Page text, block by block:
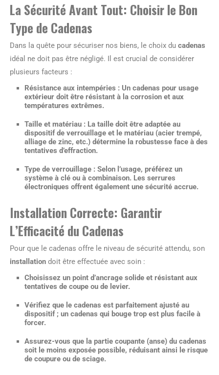
La Sécurité Avant Tout: Choisir le Bon
Type de Cadenas
Dans la quête pour sécuriser nos biens, le choix du cadenas
idéal ne doit pas être négligé. Il est crucial de considérer
plusieurs facteurs :
Résistance aux intempéries : Un cadenas pour usage
extérieur doit être résistant à la corrosion et aux
températures extrêmes.
Taille et matériau : La taille doit être adaptée au
dispositif de verrouillage et le matériau (acier trempé,
alliage de zinc, etc.) détermine la robustesse face à des
tentatives d’effraction.
Type de verrouillage : Selon l’usage, préférez un
système à clé ou à combinaison. Les serrures
électroniques offrent également une sécurité accrue.
Installation Correcte: Garantir
L’Efficacité du Cadenas
Pour que le cadenas offre le niveau de sécurité attendu, son
installation doit être effectuée avec soin :
Choisissez un point d’ancrage solide et résistant aux
tentatives de coupe ou de levier.
Vérifiez que le cadenas est parfaitement ajusté au
dispositif ; un cadenas qui bouge trop est plus facile à
forcer.
Assurez-vous que la partie coupante (anse) du cadenas
soit le moins exposée possible, réduisant ainsi le risque
de coupure ou de sciage.